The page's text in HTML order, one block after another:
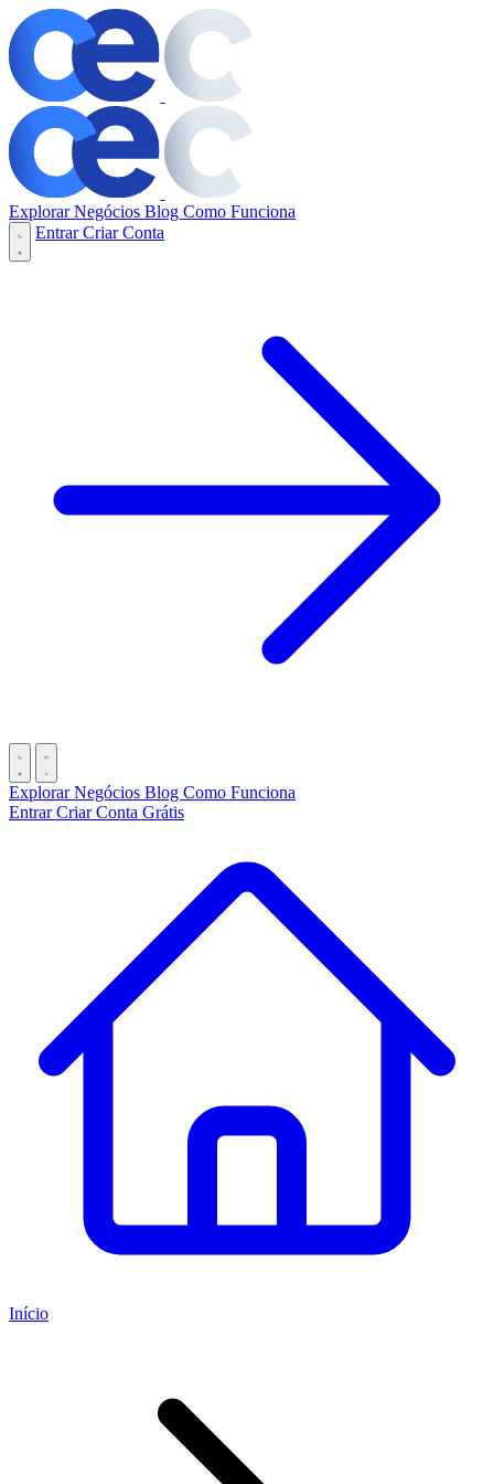
Explorar Negócios Blog Como Funciona
EntrarCriar Conta
Explorar Negócios Blog Como Funciona
EntrarCriar Conta Grátis
Início